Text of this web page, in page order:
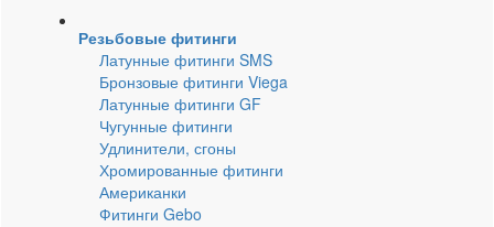
Резьбовые фитинги
Латунные фитинги SMS
Бронзовые фитинги Viega
Латунные фитинги GF
Чугунные фитинги
Удлинители, сгоны
Хромированные фитинги
Американки
Фитинги Gebo